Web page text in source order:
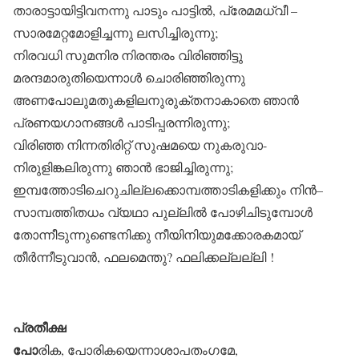
താരാട്ടായിട്ടിവനന്നു പാടും പാട്ടിൽ, പ്രേമമധ്വീ –
സാരമേറ്റമോളിച്ചന്നു ലസിച്ചിരുന്നു;
നിരവധി സുമനിര നിരന്തരം വിരിഞ്ഞിട്ടു
മരന്ദമാരുതിയെന്നാൾ ചൊരിഞ്ഞിരുന്നു
അണപോലുമതുകളിലനുരുക്തനാകാതെ ഞാൻ
പ്രണയഗാനങ്ങൾ പാടിപ്പരന്നിരുന്നു;
വിരിഞ്ഞ നിന്നതിരിറ്റ് സുഷമയെ നുകരുവാ-
നിരുളിങ്കലിരുന്നു ഞാൻ ഭാജിച്ചിരുന്നു;
ഇമ്പത്തോടിചെറുചില്ലക്കൊമ്പത്താടികളിക്കും നിൻ–
സാമ്പത്തിതധം വ്യഥാ പുല്ലിൽ പോഴിചിടുമ്പോൾ
തോന്നീടുന്നുണ്ടെനിക്കു നീയിനിയുമക്കോരകമായ്‌
തീർന്നീടുവാൻ, ഫലമെന്തു? ഫലിക്കല്ലല്ലി !
പ്രതീക്ഷ
പോരിക, പോരികയെന്നാശാപതംഗമേ,